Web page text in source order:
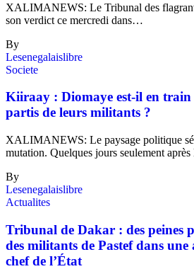
XALIMANEWS: Le Tribunal des
son verdict ce mercredi dans…
By
Lesenegalaislibre
Societe
Kiiraay : Diomaye est-il en train
partis de leurs militants ?
XALIMANEWS: Le paysage politique
mutation. Quelques jours seulement
By
Lesenegalaislibre
Actualites
Tribunal de Dakar : des peines
des militants de Pastef dans une
chef de l’État